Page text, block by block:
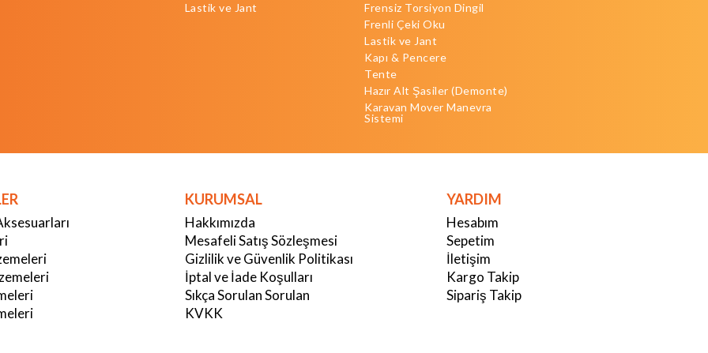
Lastik ve Jant
Frensiz Torsiyon Dingil
Frenli Çeki Oku
Lastik ve Jant
Kapı & Pencere
Tente
Hazır Alt Şasiler (Demonte)
Karavan Mover Manevra
Sistemi
KURUMSAL
Hakkımızda
Mesafeli Satış Sözleşmesi
Gizlilik ve Güvenlik Politikası
İptal ve İade Koşulları
Sıkça Sorulan Sorulan
KVKK
YARDIM
Hesabım
Sepetim
İletişim
Kargo Takip
Sipariş Takip